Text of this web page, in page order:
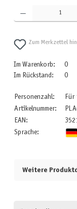
Produkt Anzahl: Gib den
Zum Merkzettel
Im Warenkorb:
0
Im Rückstand:
0
Personenzahl:
Für
Artikelnummer:
EAN:
Sprache:
Weitere